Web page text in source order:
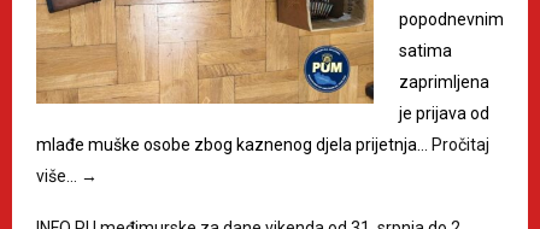
popodnevnim
satima
zaprimljena
je prijava od
mlađe muške osobe zbog kaznenog djela prijetnja… Pročitaj
više… →